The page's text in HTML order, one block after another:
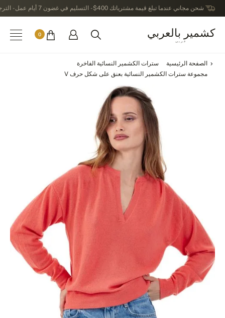
شحن مجاني عندما تبلغ قيمة مشترياتك 400$ - التسليم في غضون 7 أيام عمل - الترجيع في خلال 14 يوماً بعد الاستلام
كشمير بالعربي
عربى
0
الصفحة الرئيسية
سترات الكشمير النسائية الفاخرة
مجموعة سترات الكشمير النسائية بعنق على شكل حرف V